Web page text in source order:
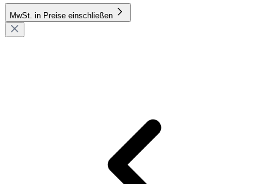
MwSt. in Preise einschließen